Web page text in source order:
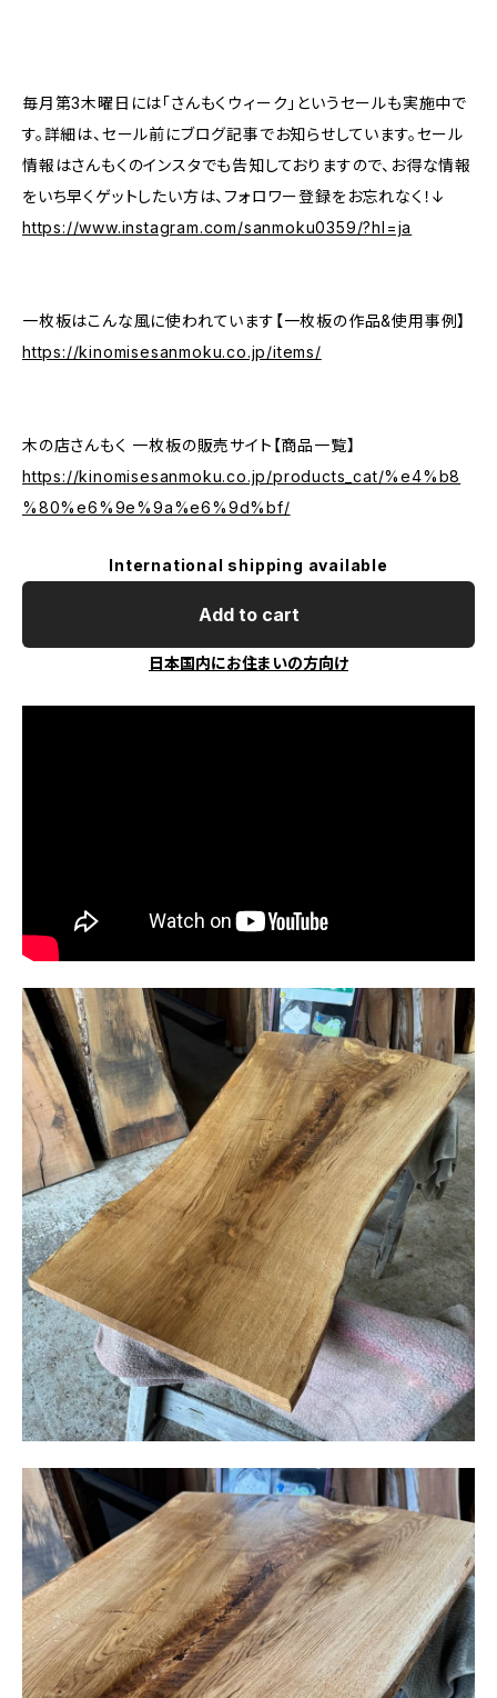
毎月第3木曜日には「さんもくウィーク」というセールも実施中で
す。詳細は、セール前にブログ記事でお知らせしています。セール
情報はさんもくのインスタでも告知しておりますので、お得な情報
をいち早くゲットしたい方は、フォロワー登録をお忘れなく！↓
https://www.instagram.com/sanmoku0359/?hl=ja
一枚板はこんな風に使われています【一枚板の作品&使用事例】
https://kinomisesanmoku.co.jp/items/
木の店さんもく 一枚板の販売サイト【商品一覧】
https://kinomisesanmoku.co.jp/products_cat/%e4%b8
%80%e6%9e%9a%e6%9d%bf/
International shipping available
Add to cart
日本国内にお住まいの方向け